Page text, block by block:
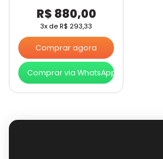
R$ 880,00
3x deR$ 293,33
Comprar agora
Comprar via WhatsApp